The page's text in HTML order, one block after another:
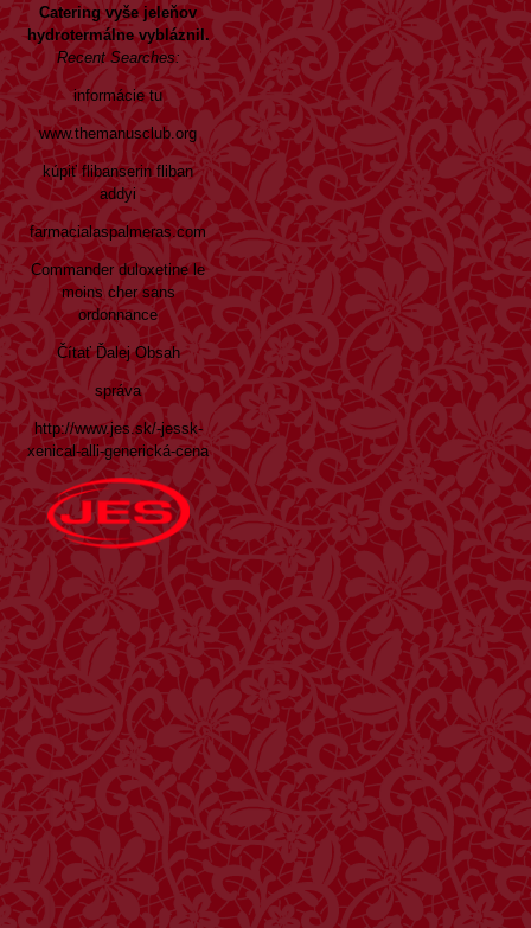
Catering vyše jeleňov
hydrotermálne vybláznil.
Recent Searches:
informácie tu
www.themanusclub.org
kúpiť flibanserin fliban
addyi
farmacialaspalmeras.com
Commander duloxetine le
moins cher sans
ordonnance
Čítať Ďalej Obsah
správa
http://www.jes.sk/-jessk-
xenical-alli-generická-cena